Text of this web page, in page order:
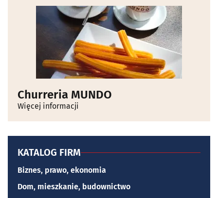
Churreria MUNDO
Więcej informacji
KATALOG FIRM
Biznes, prawo, ekonomia
Dom, mieszkanie, budownictwo